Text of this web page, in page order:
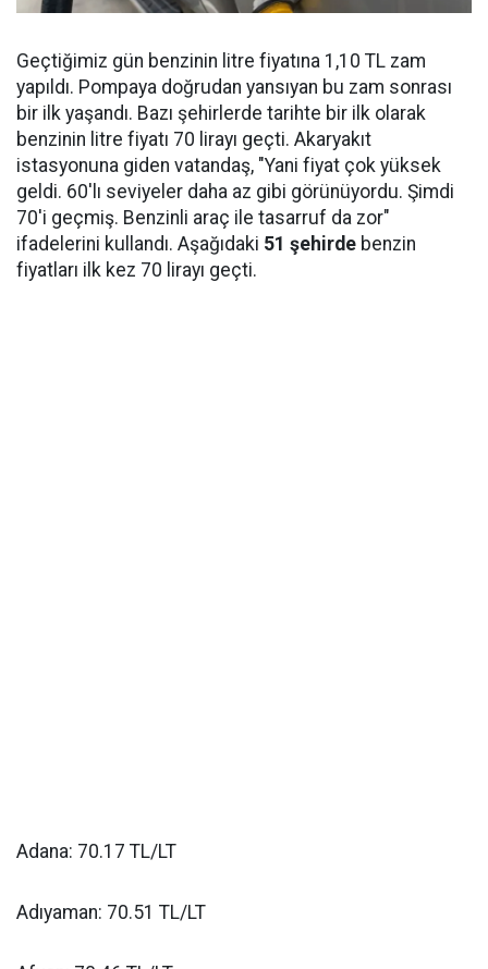
Geçtiğimiz gün benzinin litre fiyatına 1,10 TL zam
yapıldı. Pompaya doğrudan yansıyan bu zam sonrası
bir ilk yaşandı. Bazı şehirlerde tarihte bir ilk olarak
benzinin litre fiyatı 70 lirayı geçti. Akaryakıt
istasyonuna giden vatandaş, "Yani fiyat çok yüksek
geldi. 60'lı seviyeler daha az gibi görünüyordu. Şimdi
70'i geçmiş. Benzinli araç ile tasarruf da zor"
ifadelerini kullandı. Aşağıdaki 51 şehirde benzin
fiyatları ilk kez 70 lirayı geçti.
Adana: 70.17 TL/LT
Adıyaman: 70.51 TL/LT